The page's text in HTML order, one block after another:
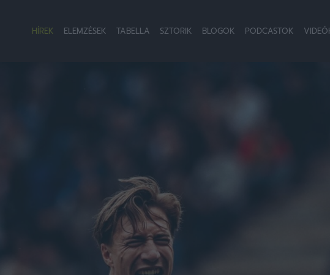
HÍREK ELEMZÉSEK TABELLA SZTORIK BLOGOK PODCASTOK